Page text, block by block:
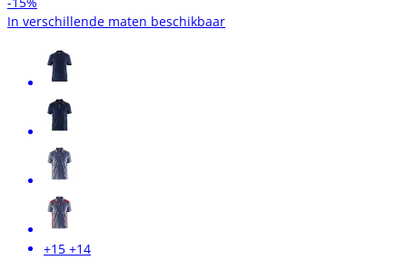
In verschillende maten beschikbaar
+15 +14